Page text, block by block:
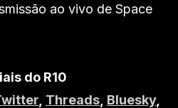
ao vivo de Space
do R10
Threads Bluesky,